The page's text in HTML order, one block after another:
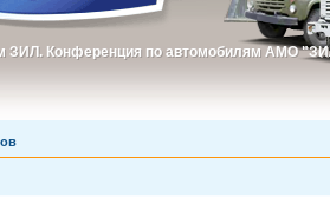
ЗИЛ. Конференция по автомобилям АМО
ЗИЛ. Конференция по автомобилям АМО